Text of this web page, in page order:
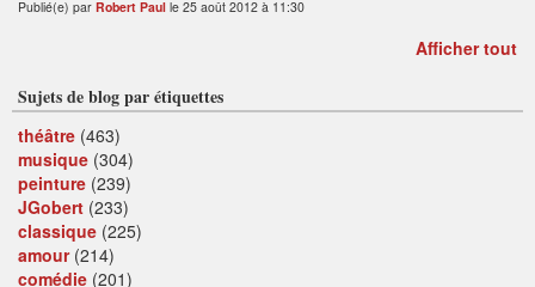
Publié(e) par Robert Paul le 25 août 2012 à 11:30
Afficher tout
Sujets de blog par étiquettes
théâtre (463)
musique (304)
peinture (239)
JGobert (233)
classique (225)
amour(214)
comédie (201)